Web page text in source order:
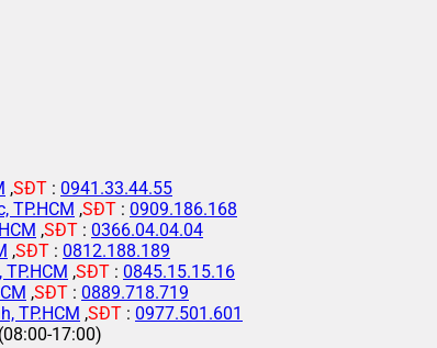
,SĐT : 0941.33.44.55
TP.HCM ,SĐT : 0909.186.168
,SĐT : 0366.04.04.04
,SĐT : 0812.188.189
,SĐT : 0845.15.15.16
,SĐT : 0889.718.719
TP.HCM ,SĐT : 0977.501.601
17:00)